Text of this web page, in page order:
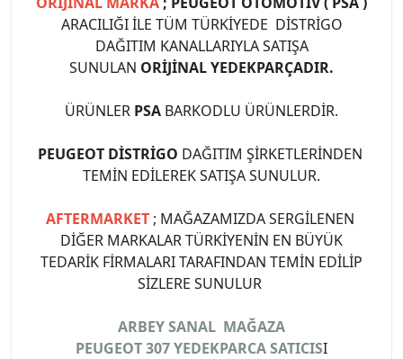
ARACILIĞI İLE TÜM TÜRKİYEDE DİSTRİGO
DAĞITIM KANALLARIYLA SATIŞA
SUNULAN ORİJİNAL YEDEKPARÇADIR.
ÜRÜNLER PSA BARKODLU ÜRÜNLERDİR.
PEUGEOT DİSTRİGO DAĞITIM ŞİRKETLERİNDEN
TEMİN EDİLEREK SATIŞA SUNULUR.
AFTERMARKET ; MAĞAZAMIZDA SERGİLENEN
DİĞER MARKALAR TÜRKİYENİN EN BÜYÜK
TEDARİK FİRMALARI TARAFINDAN TEMİN EDİLİP
SİZLERE SUNULUR
ARBEY SANAL MAĞAZA
PEUGEOT 307 YEDEKPARCA SATICISI